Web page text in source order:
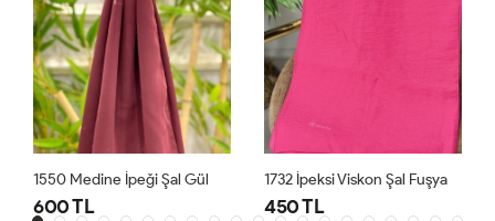
1550 Medine İpeği Şal Gül
600 TL
1732 İpeksi Viskon Şal Fuşya
450 TL